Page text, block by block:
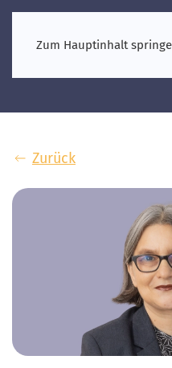
Zum Hauptinhalt
Zurück